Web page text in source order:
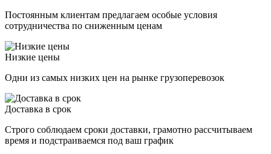
Постоянным клиентам предлагаем особые условия
сотрудничества по сниженным ценам
Низкие цены
Одни из самых низких цен на рынке грузоперевозок
Доставка в срок
Строго соблюдаем сроки доставки, грамотно рассчитываем
время и подстраиваемся под ваш график